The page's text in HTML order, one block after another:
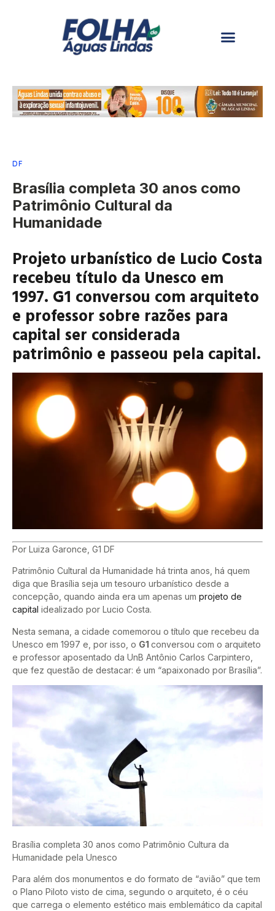
DF
Brasília completa 30 anos como
Patrimônio Cultural da
Humanidade
Projeto urbanístico de Lucio Costa
recebeu título da Unesco em
1997. G1 conversou com arquiteto
e professor sobre razões para
capital ser considerada
patrimônio e passeou pela capital.
Por Luiza Garonce, G1 DF
Patrimônio Cultural da Humanidade há trinta anos, há quem
diga que Brasília seja um tesouro urbanístico desde a
concepção, quando ainda era um apenas um projeto de
capital idealizado por Lucio Costa.
Nesta semana, a cidade comemorou o título que recebeu da
Unesco em 1997 e, por isso, o G1 conversou com o arquiteto
e professor aposentado da UnB Antônio Carlos Carpintero,
que fez questão de destacar: é um “apaixonado por Brasília”.
Brasília completa 30 anos como Patrimônio Cultura da
Humanidade pela Unesco
Para além dos monumentos e do formato de “avião” que tem
o Plano Piloto visto de cima, segundo o arquiteto, é o céu
que carrega o elemento estético mais emblemático da capital